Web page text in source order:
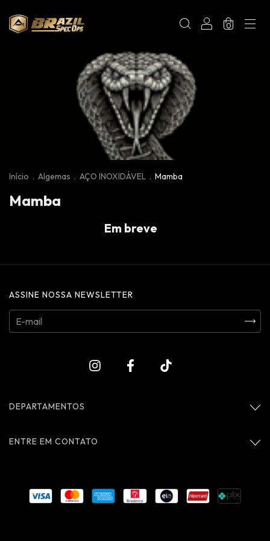
0
Início . Algemas . AÇO INOXIDÁVEL . Mamba
Mamba
Em breve
ASSINE NOSSA NEWSLETTER
DEPARTAMENTOS
ENTRE EM CONTATO